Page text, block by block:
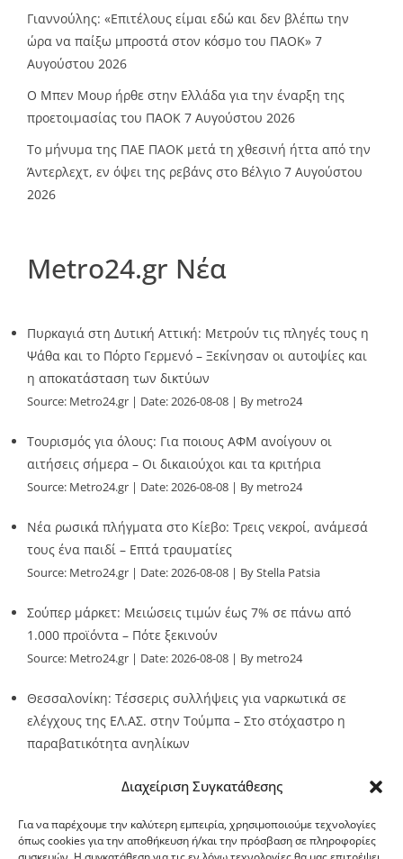
Διαχείριση Συγκατάθεσης
Για να παρέχουμε την καλύτερη εμπειρία, χρησιμοποιούμε τεχνολογίες
όπως cookies για την αποθήκευση ή/και την πρόσβαση σε πληροφορίες
Γιαννούλης: «Επιτέλους είμαι εδώ και δεν βλέπω την
ώρα να παίξω μπροστά στον κόσμο του ΠΑΟΚ» 7
Αυγούστου 2026
O Mπεν Μουρ ήρθε στην Ελλάδα για την έναρξη της
προετοιμασίας του ΠΑΟΚ 7 Αυγούστου 2026
Το μήνυμα της ΠΑΕ ΠΑΟΚ μετά τη χθεσινή ήττα από την
Άντερλεχτ, εν όψει της ρεβάνς στο Βέλγιο 7 Αυγούστου
2026
Metro24.gr Νέα
Πυρκαγιά στη Δυτική Αττική: Μετρούν τις πληγές τους η
Ψάθα και το Πόρτο Γερμενό – Ξεκίνησαν οι αυτοψίες και
η αποκατάσταση των δικτύων
Source: Metro24.gr Date: 2026-08-08 By metro24
Τουρισμός για όλους: Για ποιους ΑΦΜ ανοίγουν οι
αιτήσεις σήμερα – Οι δικαιούχοι και τα κριτήρια
Source: Metro24.gr Date: 2026-08-08 By metro24
Νέα ρωσικά πλήγματα στο Κίεβο: Τρεις νεκροί, ανάμεσά
τους ένα παιδί – Επτά τραυματίες
Source: Metro24.gr Date: 2026-08-08 By Stella Patsia
Σούπερ μάρκετ: Μειώσεις τιμών έως 7% σε πάνω από
1.000 προϊόντα – Πότε ξεκινούν
Source: Metro24.gr Date: 2026-08-08 By metro24
Θεσσαλονίκη: Τέσσερις συλλήψεις για ναρκωτικά σε
ελέγχους της ΕΛ.ΑΣ. στην Τούμπα – Στο στόχαστρο η
παραβατικότητα ανηλίκων